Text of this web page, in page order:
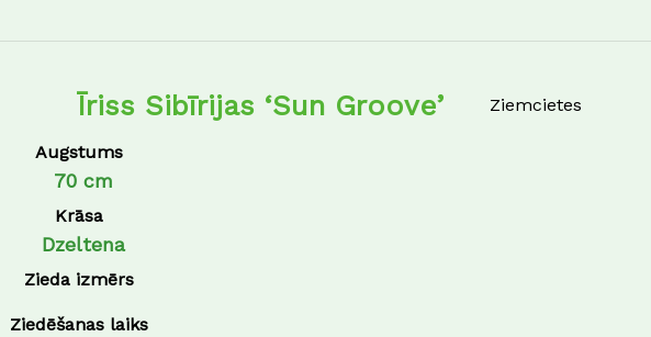
Īriss Sibīrijas ‘Sun Groove’ Ziemcietes
Augstums
70 cm
Krāsa
Dzeltena
Zieda izmērs
Ziedēšanas laiks